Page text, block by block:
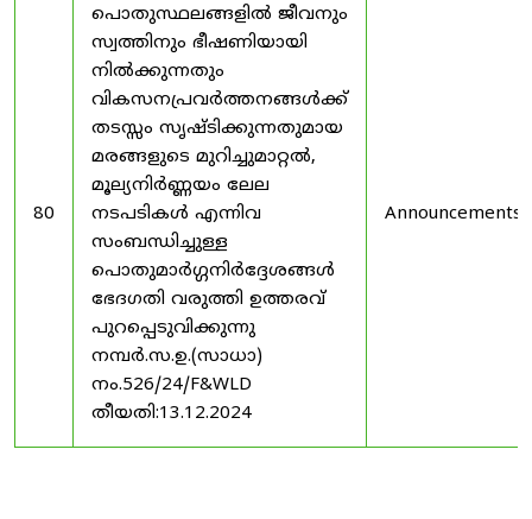
80
പൊതുസ്ഥലങ്ങളിൽ ജീവനും
സ്വത്തിനും ഭീഷണിയായി
നിൽക്കുന്നതും
വികസനപ്രവർത്തനങ്ങൾക്ക്
തടസ്സം സൃഷ്ടിക്കുന്നതുമായ
മരങ്ങളുടെ മുറിച്ചുമാറ്റൽ,
മൂല്യനിർണ്ണയം ലേല
നടപടികൾ എന്നിവ
സംബന്ധിച്ചുള്ള
പൊതുമാർഗ്ഗനിർദ്ദേശങ്ങൾ
ഭേദഗതി വരുത്തി ഉത്തരവ്
പുറപ്പെടുവിക്കുന്നു
നമ്പർ.സ.ഉ.(സാധാ)
നം.526/24/F&WLD
തീയതി:13.12.2024
Announcements